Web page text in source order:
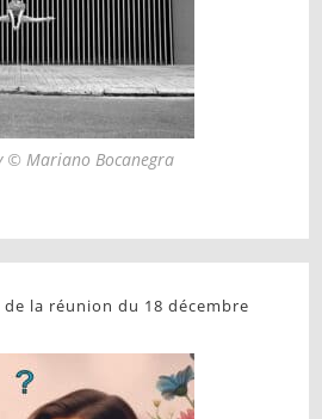
© Mariano Bocanegra
la réunion du 18 décembre